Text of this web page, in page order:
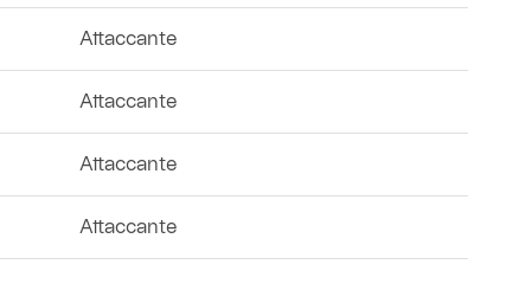
Attaccante
Attaccante
Attaccante
Attaccante